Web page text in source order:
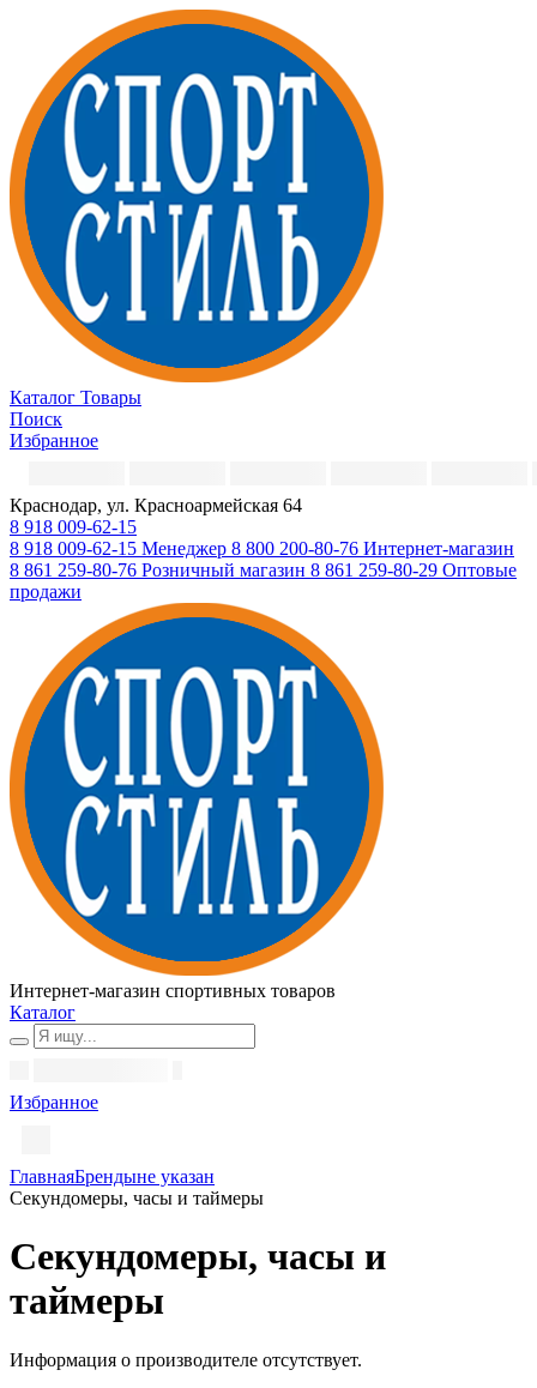
Каталог Товары
Поиск
Избранное
Краснодар, ул. Красноармейская 64
8 918 009-62-15
8 918 009-62-15 Менеджер 8 800 200-80-76 Интернет-магазин
8 861 259-80-76 Розничный магазин 8 861 259-80-29 Оптовые
продажи
Интернет-магазин спортивных товаров
Каталог
Избранное
ГлавнаяБрендыне указан
Секундомеры, часы и таймеры
Секундомеры, часы и
таймеры
Информация о производителе отсутствует.